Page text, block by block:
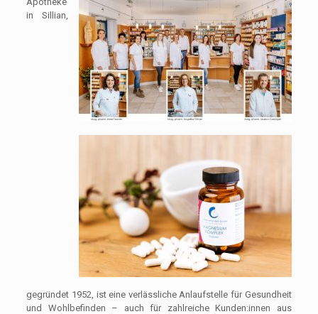
in Sillian,
gegründet 1952, ist eine verlässliche Anlaufstelle für Gesundheit
und Wohlbefinden – auch für zahlreiche Kunden:innen aus